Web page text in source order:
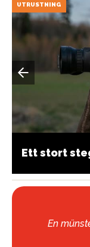
UTRUSTNING
Ett stort
En